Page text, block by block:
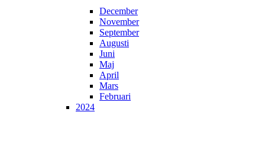
December
November
September
Augusti
Juni
Maj
April
Mars
Februari
2024